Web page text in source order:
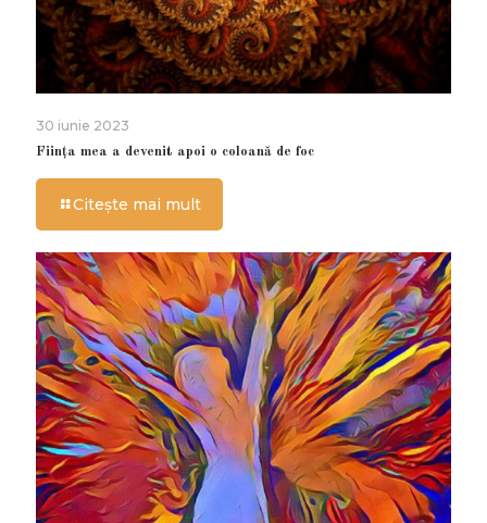
30 iunie 2023
Ființa mea a devenit apoi o coloană de foc
Citește mai mult